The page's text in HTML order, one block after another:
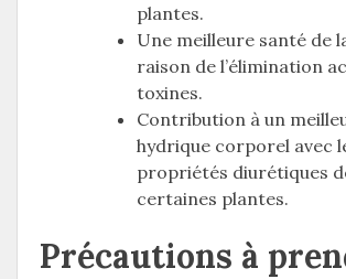
plantes.
Une meilleure santé de
raison de l’élimination
toxines.
Contribution à un
hydrique corporel avec
propriétés diurétiques
certaines plantes.
Précautions à